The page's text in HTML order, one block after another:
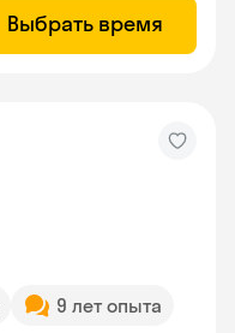
Выбрать время
9 лет опыта